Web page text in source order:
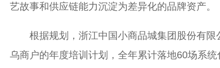
艺故事和供应链能力沉淀为差异化的品牌资产。
根据规划，浙江中国小商品城集团股份有限
乌商户的年度培训计划，全年累计落地60场系